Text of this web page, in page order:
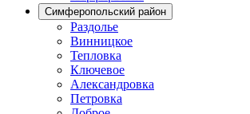
Симферопольский район
Раздолье
Винницкое
Тепловка
Ключевое
Александровка
Петровка